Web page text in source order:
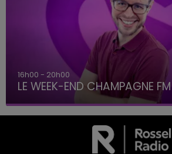
7h00 - 12h00
LE WEEK-END CHAMPAGNE FM